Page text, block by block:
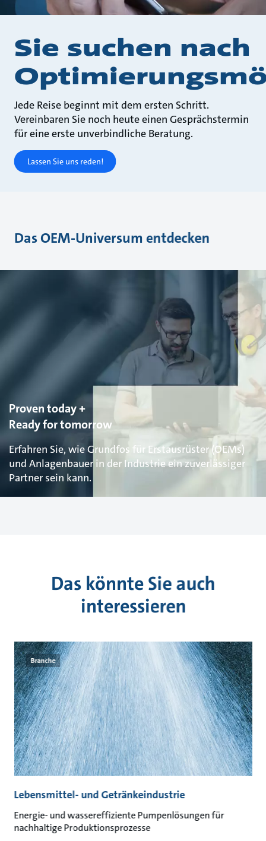
Sie suchen nach
Jede Reise beginnt mit dem ersten Schritt.
Vereinbaren Sie noch heute einen Gesprächstermin
für eine erste unverbindliche Beratung.
Lassen Sie uns reden!
Das OEM-Universum entdecken
Proven today +
Ready for tomorrow
Erfahren Sie, wie Grundfos für Erstausrüster (OEMs)
und Anlagenbauer in der Industrie ein zuverlässiger
Partner sein kann.
Das könnte Sie auch
interessieren
Branche
Lebensmittel- und Getränkeindustrie
Energie- und wassereffiziente Pumpenlösungen für
nachhaltige Produktionsprozesse